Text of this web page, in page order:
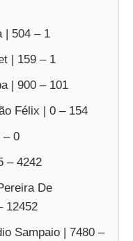
| 504 – 1
| 159 – 1
| 900 – 101
Félix | 0 – 154
– 0
– 4242
De
12452
Sampaio | 7480 –